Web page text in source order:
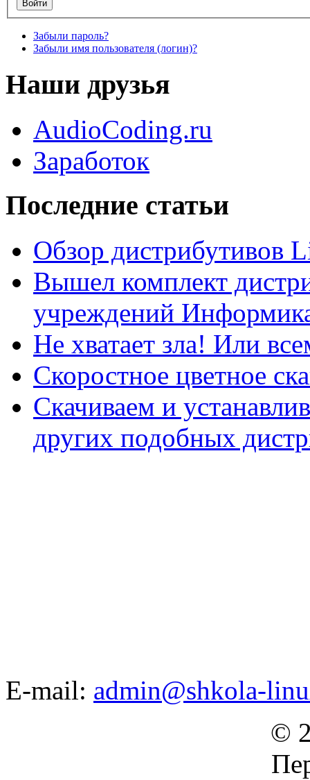
Забыли пароль?
Забыли имя пользователя (логин)?
Наши друзья
AudioCoding.ru
Заработок
Последние статьи
Обзор дистрибутивов
Вышел комплект
учреждений
Не хватает зла! Или
Скоростное цветное
Скачиваем и
других подобных
E-mail: admin@shkola-
©